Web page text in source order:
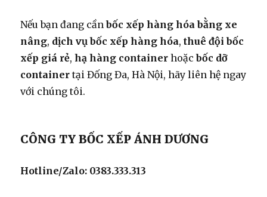
Nếu bạn đang cầnbốc xếp hàng hóa bằng xe
nâng, dịch vụ bốc xếp hàng hóa,thuê đội bốc
xếp giá rẻ,hạ hàng container hoặcbốc dỡ
container tại Đống Đa, Hà Nội, hãy liên hệ ngay
với chúng tôi.
CÔNG TY BỐC XẾP ÁNH DƯƠNG
Hotline/Zalo: 0383.333.313